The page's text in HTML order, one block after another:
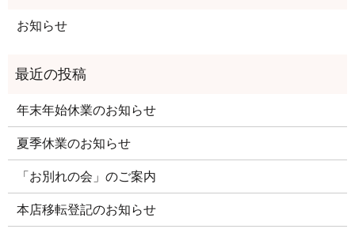
お知らせ
年末年始休業のお知らせ
夏季休業のお知らせ
「お別れの会」のご案内
本店移転登記のお知らせ